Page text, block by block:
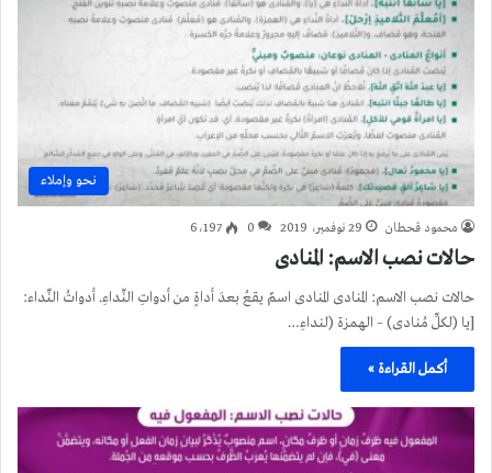
نحو وإملاء
محمود قحطان 29 نوفمبر، 2019 0 6٬197
حالات نصب الاسم: المنادى
حالات نصب الاسم: المنادى المنادى اسمٌ يقعُ بعدَ أداةٍ من أدواتِ النِّداءِ. أدواتُ النِّداء:
[يا (لكلِّ مُنادى) – الهمزة (لنداءِ…
أكمل القراءة »